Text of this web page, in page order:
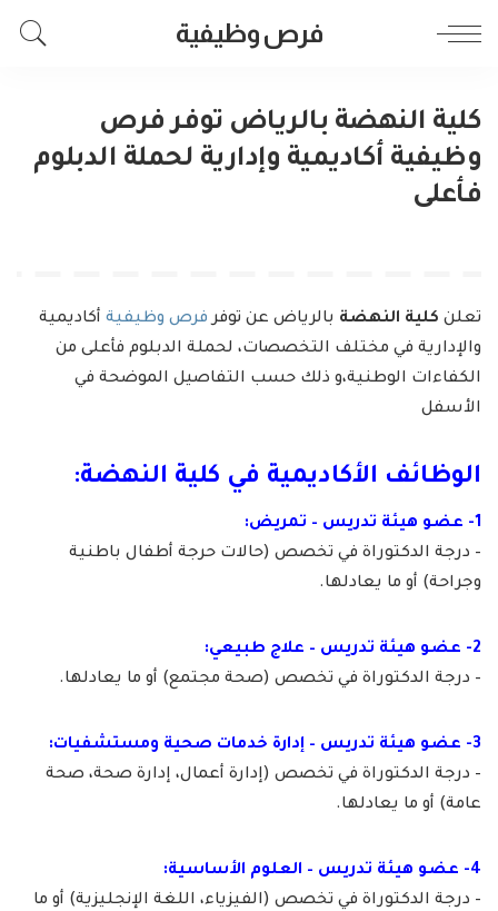
فرص وظيفية
كلية النهضة بالرياض توفر فرص
وظيفية أكاديمية وإدارية لحملة الدبلوم
فأعلى
تعلن كلية النهضة بالرياض عن توفرفرص وظيفية أكاديمية
والإدارية في مختلف التخصصات، لحملة الدبلوم فأعلى من
الكفاءات الوطنية،و ذلك حسب التفاصيل الموضحة في
الأسفل
الوظائف الأكاديمية في كلية النهضة:
1- عضو هيئة تدريس – تمريض:
– درجة الدكتوراة في تخصص (حالات حرجة أطفال باطنية
وجراحة) أو ما يعادلها.
2- عضو هيئة تدريس – علاج طبيعي:
– درجة الدكتوراة في تخصص (صحة مجتمع) أو ما يعادلها.
3- عضو هيئة تدريس – إدارة خدمات صحية ومستشفيات:
– درجة الدكتوراة في تخصص (إدارة أعمال، إدارة صحة، صحة
عامة) أو ما يعادلها.
4- عضو هيئة تدريس – العلوم الأساسية:
– درجة الدكتوراة في تخصص (الفيزياء، اللغة الإنجليزية) أو ما